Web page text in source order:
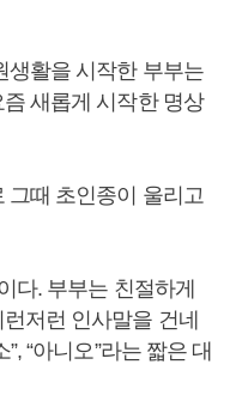
생활을 시작한 부부는
새롭게 시작한 명상
그때 초인종이 울리고
다. 부부는 친절하게
저런 인사말을 건네
“아니오”라는 짧은 대